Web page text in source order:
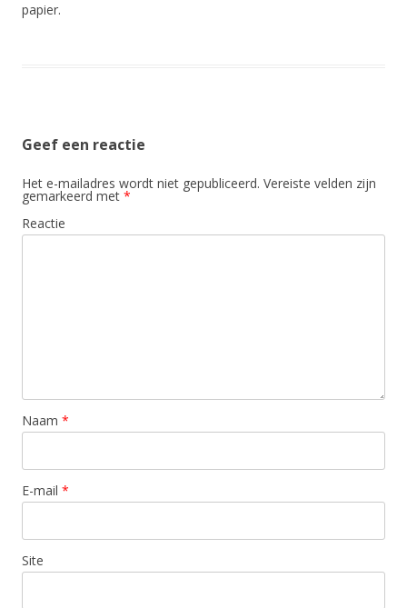
papier.
Geef een reactie
Het e-mailadres wordt niet gepubliceerd. Vereiste velden zijn
gemarkeerd met *
Reactie
Naam *
E-mail *
Site